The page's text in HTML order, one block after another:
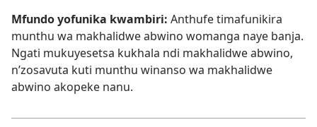
Mfundo yofunika kwambiri: Anthufe timafunikira
munthu wa makhalidwe abwino womanga naye banja.
Ngati mukuyesetsa kukhala ndi makhalidwe abwino,
n’zosavuta kuti munthu winanso wa makhalidwe
abwino akopeke nanu.